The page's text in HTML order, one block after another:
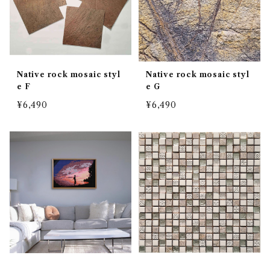
Native rock mosaic styl
e F
¥6,490
Native rock mosaic styl
e G
¥6,490